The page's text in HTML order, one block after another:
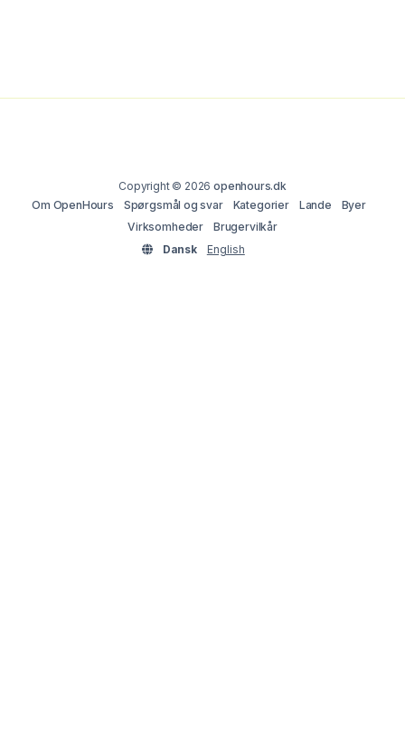
Copyright © 2026openhours.dk
Om OpenHours
Spørgsmål og svar Kategorier Lande
Byer
Virksomheder
Brugervilkår
Dansk
English